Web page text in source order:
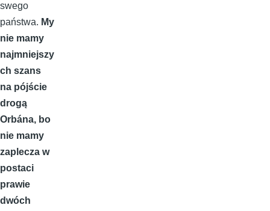
swego
państwa. My
nie mamy
najmniejszy
ch szans
na pójście
drogą
Orbána, bo
nie mamy
zaplecza w
postaci
prawie
dwóch